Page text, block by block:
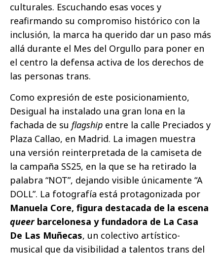
culturales. Escuchando esas voces y
reafirmando su compromiso histórico con la
inclusión, la marca ha querido dar un paso más
allá durante el Mes del Orgullo para poner en
el centro la defensa activa de los derechos de
las personas trans.
Como expresión de este posicionamiento,
Desigual ha instalado una gran lona en la
fachada de su flagship entre la calle Preciados y
Plaza Callao, en Madrid. La imagen muestra
una versión reinterpretada de la camiseta de
la campaña SS25, en la que se ha retirado la
palabra “NOT”, dejando visible únicamente “A
DOLL”. La fotografía está protagonizada por
Manuela Core, figura destacada de la escena
queerbarcelonesa y fundadora de La Casa
De Las Muñecas, un colectivo artístico-
musical que da visibilidad a talentos trans del